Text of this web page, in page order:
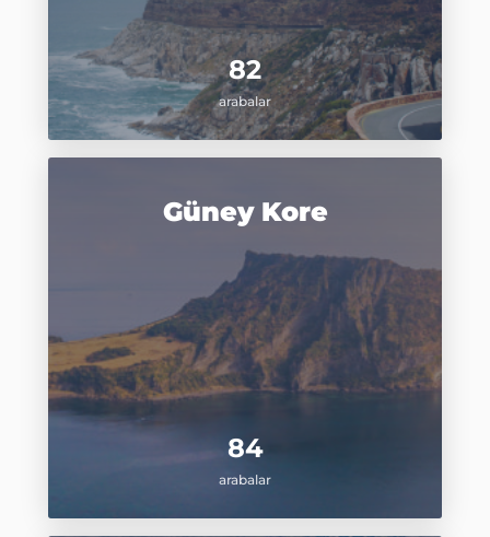
82
arabalar
84
arabalar
Güney Kore